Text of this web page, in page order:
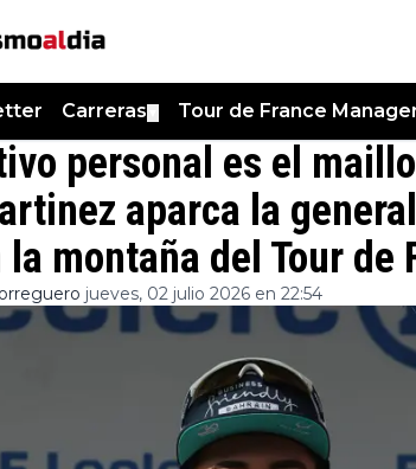
Carreras Tour de France
personal es el
aparca la
montaña del Tour de
jueves, 02 julio 2026 en 22:54